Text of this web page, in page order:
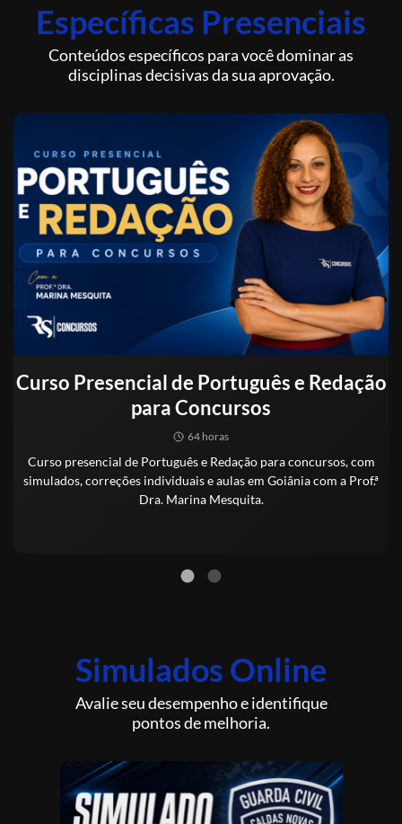
Específicas Presenciais
Conteúdos específicos para você dominar as
disciplinas decisivas da sua aprovação.
Curso Presencial de Português e Redação
para Concursos
64 horas
Curso presencial de Português e Redação para concursos, com
simulados, correções individuais e aulas em Goiânia com a Prof.ª
Dra. Marina Mesquita.
Simulados Online
Avalie seu desempenho e identifique
pontos de melhoria.